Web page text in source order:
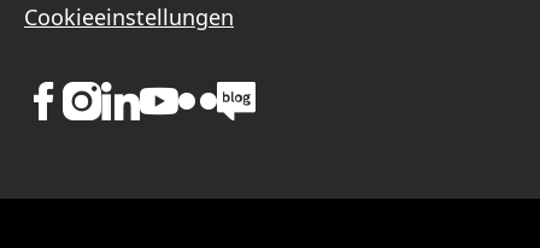
Cookieeinstellungen